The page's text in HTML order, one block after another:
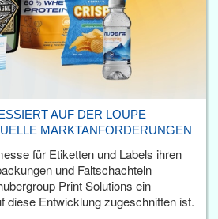
AUF DER LOUPE
MARKTANFORDERUNGEN
für Etiketten und Labels ihren
und Faltschachteln
Print Solutions ein
diese Entwicklung zugeschnitten ist.